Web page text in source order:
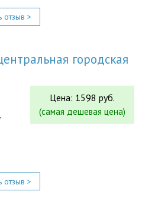
отзыв >
городская
Цена: 1598 руб.
(самая дешевая цена)
отзыв >